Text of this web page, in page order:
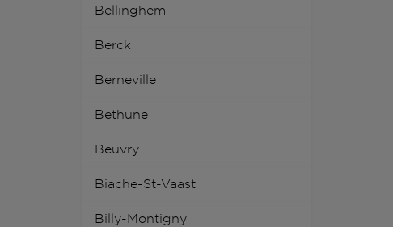
Bellinghem
Berck
Berneville
Bethune
Beuvry
Biache-St-Vaast
Billy-Montigny